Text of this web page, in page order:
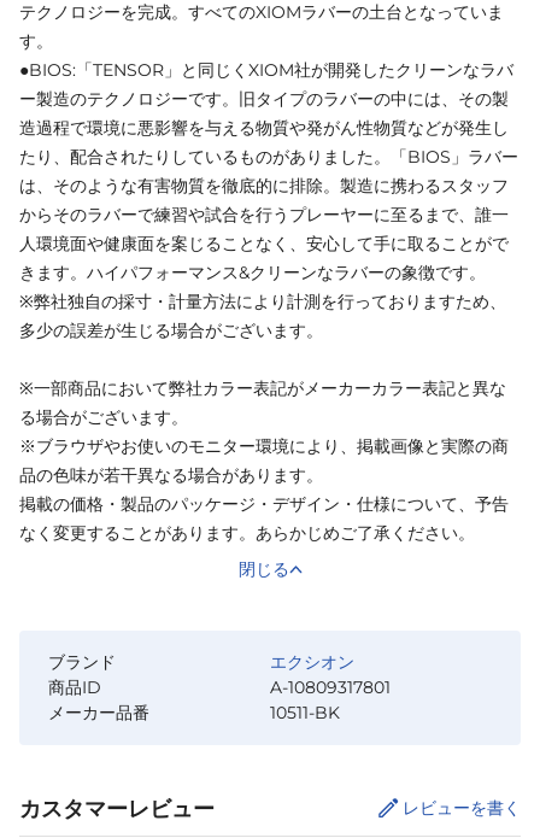
テクノロジーを完成。すべてのXIOMラバーの土台となっていま
す。
●BIOS:「TENSOR」と同じくXIOM社が開発したクリーンなラバ
ー製造のテクノロジーです。旧タイプのラバーの中には、その製
造過程で環境に悪影響を与える物質や発がん性物質などが発生し
たり、配合されたりしているものがありました。「BIOS」ラバー
は、そのような有害物質を徹底的に排除。製造に携わるスタッフ
からそのラバーで練習や試合を行うプレーヤーに至るまで、誰一
人環境面や健康面を案じることなく、安心して手に取ることがで
きます。ハイパフォーマンス&クリーンなラバーの象徴です。
※弊社独自の採寸・計量方法により計測を行っておりますため、
多少の誤差が生じる場合がございます。
※一部商品において弊社カラー表記がメーカーカラー表記と異な
る場合がございます。
※ブラウザやお使いのモニター環境により、掲載画像と実際の商
品の色味が若干異なる場合があります。
掲載の価格・製品のパッケージ・デザイン・仕様について、予告
なく変更することがあります。あらかじめご了承ください。
閉じる
ブランド
エクシオン
商品ID
A-10809317801
メーカー品番
10511-BK
カスタマーレビュー レビューを書く